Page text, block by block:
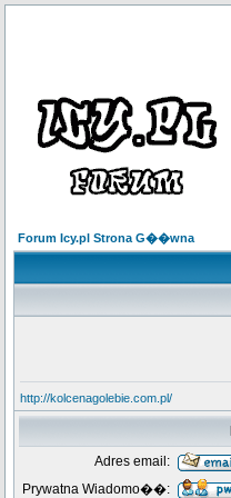
Forum Icy.pl Strona G��wna
http://kolcenagolebie.com.pl/
Adres email:
Prywatna Wiadomo��: